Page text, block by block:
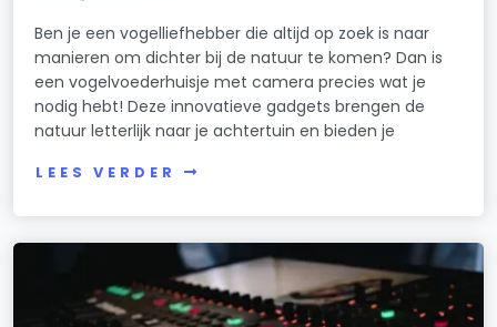
Ben je een vogelliefhebber die altijd op zoek is naar
manieren om dichter bij de natuur te komen? Dan is
een vogelvoederhuisje met camera precies wat je
nodig hebt! Deze innovatieve gadgets brengen de
natuur letterlijk naar je achtertuin en bieden je
LEES VERDER